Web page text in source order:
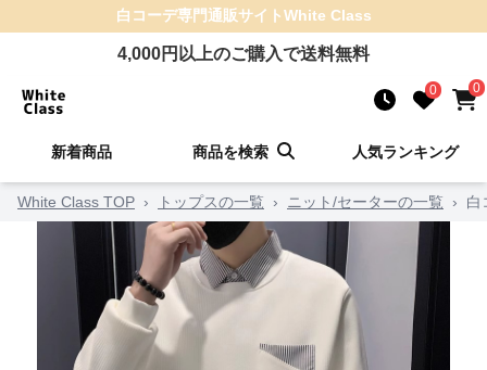
白コーデ専門通販サイトWhite Class
4,000円以上のご購入で送料無料
0 0
新着商品 商品を検索 人気ランキング
White Class TOP › トップスの一覧 › ニット/セーターの一覧 › 白